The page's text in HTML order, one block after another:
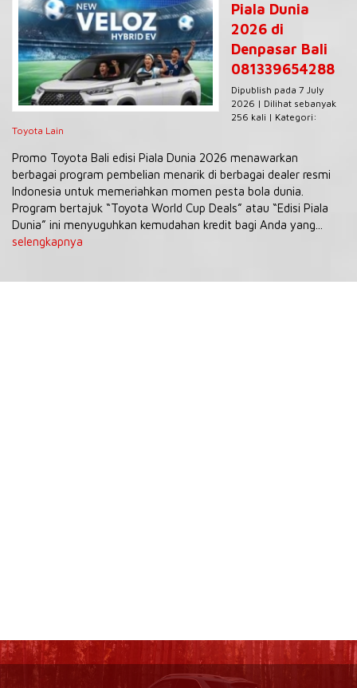
Piala Dunia
2026 di
Denpasar Bali
081339654288
Dipublish pada 7 July
2026 | Dilihat sebanyak
256 kali | Kategori:
Toyota Lain
Promo Toyota Bali edisi Piala Dunia 2026 menawarkan
berbagai program pembelian menarik di berbagai dealer resmi
Indonesia untuk memeriahkan momen pesta bola dunia.
Program bertajuk “Toyota World Cup Deals” atau “Edisi Piala
Dunia” ini menyuguhkan kemudahan kredit bagi Anda yang...
selengkapnya